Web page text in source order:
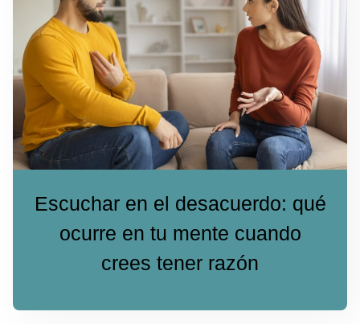
Escuchar en el desacuerdo: qué
ocurre en tu mente cuando
crees tener razón